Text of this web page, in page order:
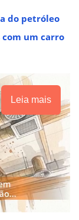
do petróleo
um carro
Leia mais